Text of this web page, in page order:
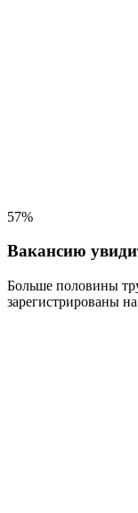
57%
Вакансию
Больше половины
зарегистрированы